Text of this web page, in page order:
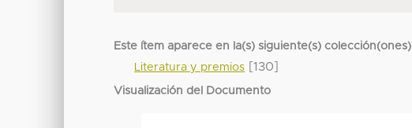
Este ítem aparece en la(s) siguiente(s) colección(ones)
Literatura y premios [130]
Visualización del Documento